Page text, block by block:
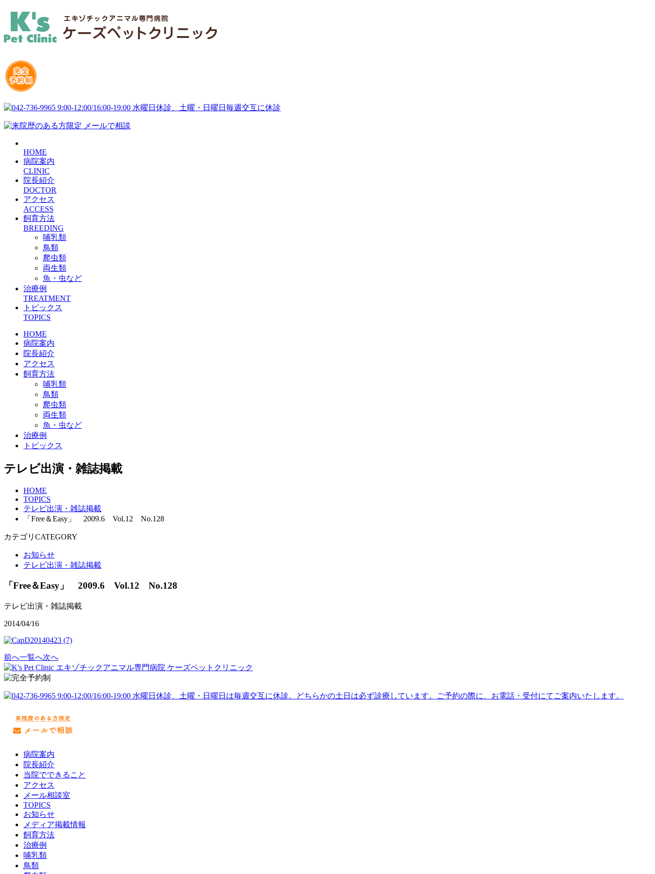
HOME
病院案内
CLINIC
院長紹介
DOCTOR
アクセス
ACCESS
飼育方法
BREEDING
哺乳類
鳥類
爬虫類
両生類
魚・虫など
治療例
TREATMENT
トピックス
TOPICS
HOME
病院案内
院長紹介
アクセス
飼育方法
哺乳類
鳥類
爬虫類
両生類
魚・虫など
治療例
トピックス
テレビ出演・雑誌掲載
HOME
TOPICS
テレビ出演・雑誌掲載
「Free＆Easy」 2009.6 Vol.12 No.128
カテゴリ CATEGORY
お知らせ
テレビ出演・雑誌掲載
「Free＆Easy」 2009.6 Vol.12 No.128
テレビ出演・雑誌掲載
2014/04/16
前へ一覧へ次へ
病院案内
院長紹介
当院でできること
アクセス
メール相談室
TOPICS
お知らせ
メディア掲載情報
飼育方法
治療例
哺乳類
鳥類